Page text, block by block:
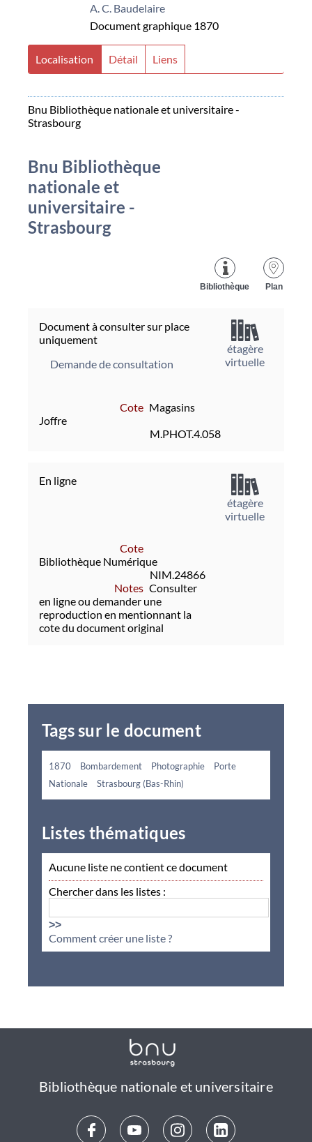
A. C. Baudelaire
Document graphique 1870
Localisation Détail Liens
Bnu Bibliothèque nationale et universitaire -
Strasbourg
Bnu Bibliothèque
nationale et
universitaire -
Strasbourg
Plan
Bibliothèque
Document à consulter sur place
uniquement
Demande de consultation
Cote Magasins
Joffre
M.PHOT.4.058
étagère
virtuelle
En ligne
Cote
Bibliothèque Numérique
NIM.24866
Notes Consulter
en ligne ou demander une
reproduction en mentionnant la
cote du document original
étagère
virtuelle
Tags sur le document
1870 Bombardement Photographie
Porte
Nationale
Strasbourg (Bas-Rhin)
Listes thématiques
Aucune liste ne contient ce document
Chercher dans les listes :
>>
Comment créer une liste ?
Bibliothèque nationale et universitaire